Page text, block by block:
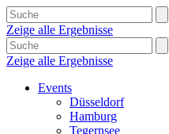
Zeige alle Ergebnisse
Zeige alle Ergebnisse
Events
Düsseldorf
Hamburg
Tegernsee